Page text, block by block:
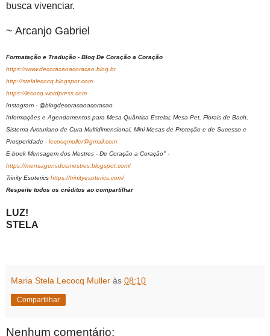
busca vivenciar.
~ Arcanjo Gabriel
Formatação e Tradução - Blog De Coração a Coração
https://www.decoracaoacoracao.blog.br
http://stelalecocq.blogspot.com
https://lecocq.wordpress.com
Instagram - @blogdecoracaoacoracao
Informações e Agendamentos para Mesa Quântica Estelar, Mesa Pet, Florais de Bach,
Sistema Arcturiano de Cura Multidimensional, Mini Mesas de Proteção e de Sucesso e
Prosperidade - lecocqmuller@gmail.com
E-book Mensagem dos Mestres - De Coração a Coração" -
https://mensagensdosmestres.blogspot.com/
Trinity Esoterics https://trinityesoterics.com/
Respeite todos os créditos ao compartilhar
LUZ!
STELA
Maria Stela Lecocq Muller às 08:10
Compartilhar
Nenhum comentário: